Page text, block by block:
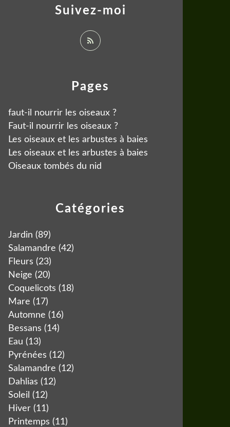
Catégories
Jardin (89)
Salamandre (42)
Fleurs (23)
Neige (20)
Coquelicots (18)
Mare (17)
Automne (16)
Bessans (14)
Eau (13)
Pyrénées (12)
Salamandre (12)
Dahlias (12)
Soleil (12)
Hiver (11)
Printemps (11)
Pages
faut-il nourrir les oiseaux ?
Faut-il nourrir les oiseaux ?
Les oiseaux et les arbustes à baies
Les oiseaux et les arbustes à baies
Oiseaux tombés du nid
Suivez-moi